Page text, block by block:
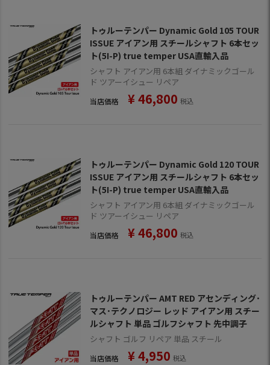
トゥルーテンパー Dynamic Gold 105 TOUR
ISSUE アイアン用 スチールシャフト 6本セッ
ト(5I-P) true temper USA直輸入品
シャフト アイアン用 6本組 ダイナミックゴール
ド ツアーイシュー リペア
当店価格 ¥46,800 税込
トゥルーテンパー Dynamic Gold 120 TOUR
ISSUE アイアン用 スチールシャフト 6本セッ
ト(5I-P) true temper USA直輸入品
シャフト アイアン用 6本組 ダイナミックゴール
ド ツアーイシュー リペア
当店価格 ¥46,800 税込
トゥルーテンパー AMT RED アセンディング･
マス･テクノロジー レッド アイアン用 スチー
ルシャフト 単品 ゴルフシャフト 先中調子
シャフト ゴルフ リペア 単品 スチール
当店価格 ¥4,950 税込